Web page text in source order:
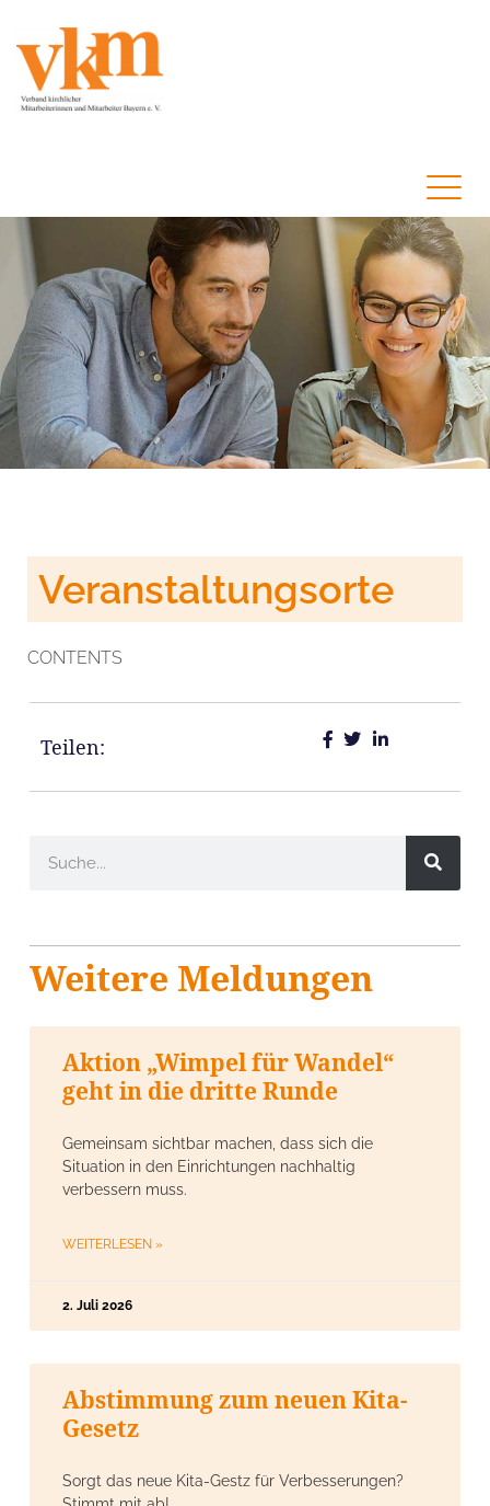
Veranstaltungsorte
CONTENTS
Teilen:
Weitere Meldungen
Aktion „Wimpel für Wandel“
geht in die dritte Runde
Gemeinsam sichtbar machen, dass sich die
Situation in den Einrichtungen nachhaltig
verbessern muss.
WEITERLESEN »
2. Juli 2026
Abstimmung zum neuen Kita-
Gesetz
Sorgt das neue Kita-Gestz für Verbesserungen?